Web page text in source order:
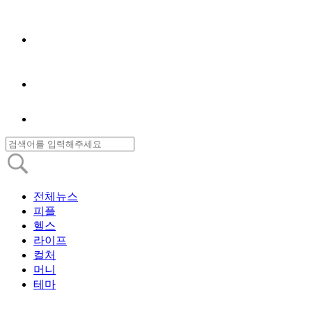
전체뉴스
피플
헬스
라이프
컬처
머니
테마